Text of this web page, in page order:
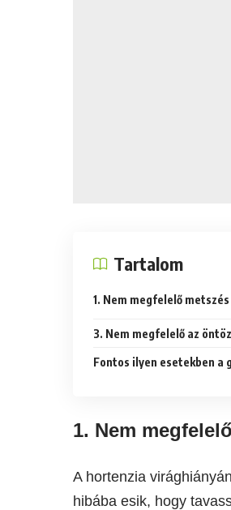
Tartalom
1. Nem megfelelő metszés
3. Nem megfelelő az
Fontos ilyen esetekben a
1. Nem
A hortenzia
hibába esik, hogy